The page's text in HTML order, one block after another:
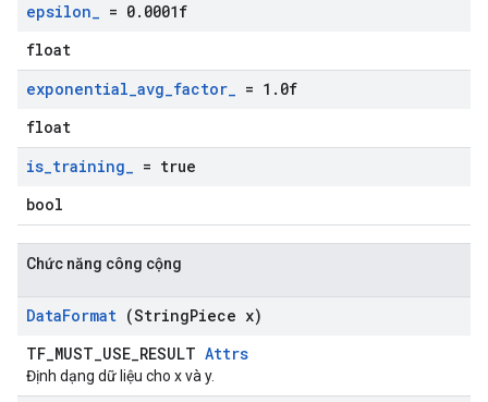
epsilon_ = 0. 0001f
float
exponential_avg_factor_ = 1 . 0f
float
is_training_ = true
bool
Chức năng công cộng
DataFormat (StringPiece x)
TF_MUST_USE_RESULT Attrs
Định dạng dữ liệu cho x và y.